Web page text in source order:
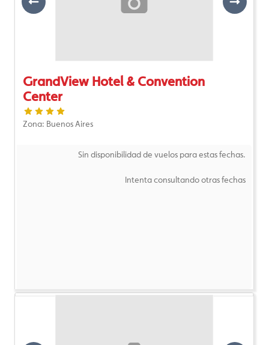
Previous Next
GrandView Hotel & Convention
Center
Zona: Buenos Aires
Sin disponibilidad de vuelos para estas fechas.
Intenta consultando otras fechas